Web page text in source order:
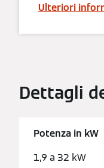
Ulteriori
Dettagli
Potenza in kW
1,9 a 32 kW